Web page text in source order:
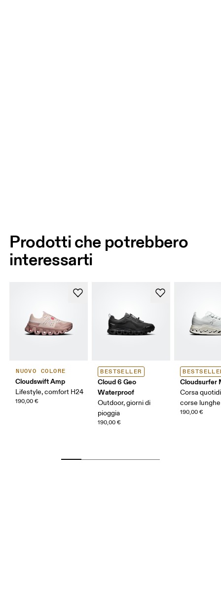
Prodotti che potrebbero
interessarti
NUOVO COLORE
Cloudswift Amp
Lifestyle, comfort H24
190,00 €
BESTSELLER
Cloud 6 Geo
Waterproof
Outdoor, giorni di
pioggia
190,00 €
Cloudsurfer
Corsa
corse lunghe
190,00 €